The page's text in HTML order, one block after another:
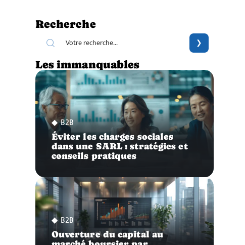
Recherche
Les immanquables
B2B
Éviter les charges sociales
dans une SARL : stratégies et
conseils pratiques
B2B
Ouverture du capital au